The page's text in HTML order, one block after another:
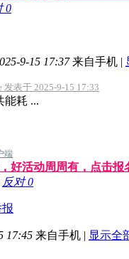
0
9-15 17:37 来自手机 |
发表于 2025-9-15 17:33
能耗 ...
端
好活动周周有，点击报
反对0
17:45 来自手机 | 显示全